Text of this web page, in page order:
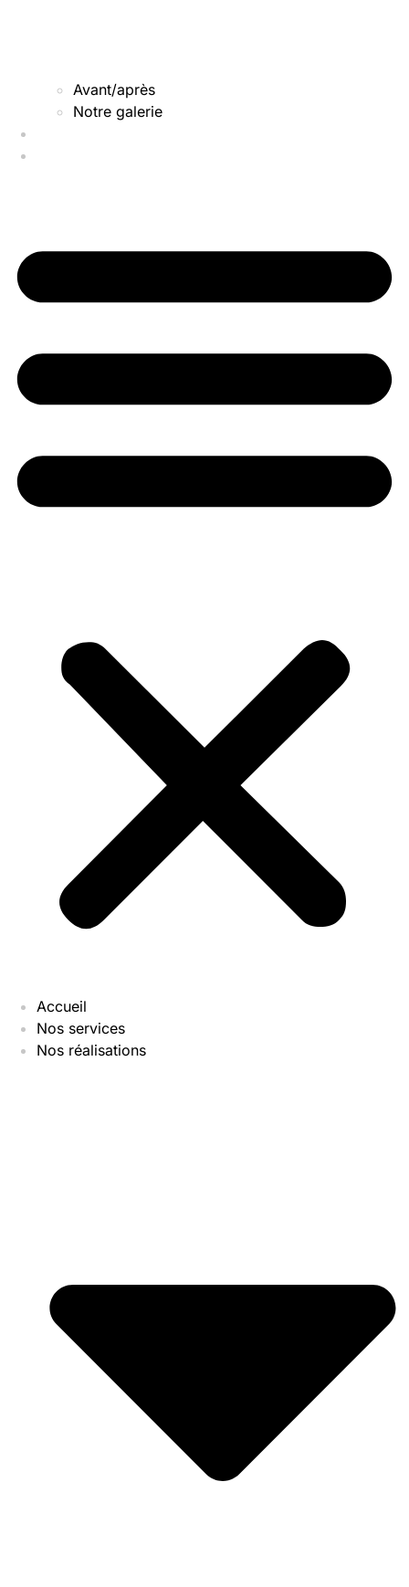
Avant/après
Notre galerie
Accueil
Nos services
Nos réalisations